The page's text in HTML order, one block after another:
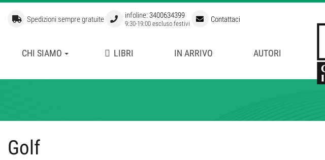
Spedizioni sempre gratuite infoline:3400634399
9:30-19:00 escluso festivi Contattaci
CHI SIAMO LIBRI IN ARRIVO AUTORI
Golf